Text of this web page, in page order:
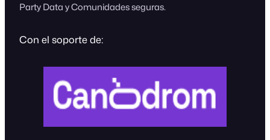
Party Data y Comunidades seguras.
Con el soporte de: